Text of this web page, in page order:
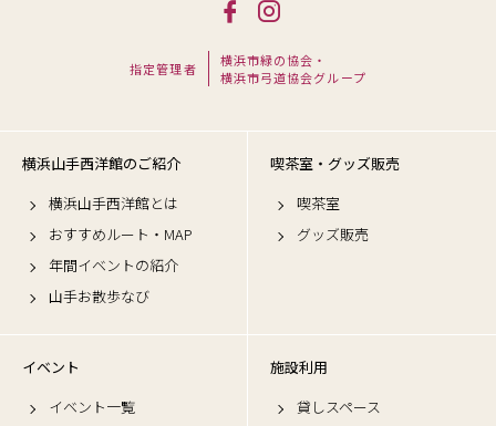
指定管理者
横浜市緑の協会・
横浜市弓道協会グループ
横浜山手西洋館のご紹介
横浜山手西洋館とは
おすすめルート・MAP
年間イベントの紹介
山手お散歩なび
喫茶室・グッズ販売
喫茶室
グッズ販売
イベント
イベント一覧
施設利用
貸しスペース